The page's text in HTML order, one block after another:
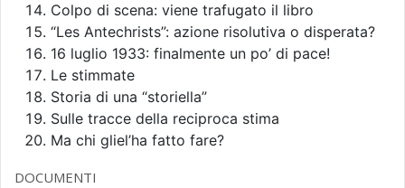
Colpo di scena: viene trafugato il libro
“Les Antechrists”: azione risolutiva o disperata?
16 luglio 1933: finalmente un po’ di pace!
Le stimmate
Storia di una “storiella”
Sulle tracce della reciproca stima
Ma chi gliel’ha fatto fare?
DOCUMENTI